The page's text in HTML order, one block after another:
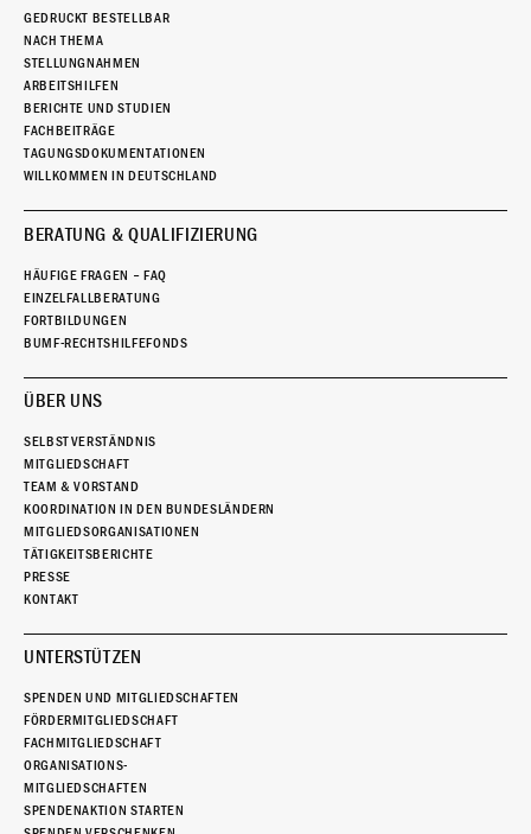
GEDRUCKT BESTELLBAR
NACH THEMA
STELLUNGNAHMEN
ARBEITSHILFEN
BERICHTE UND STUDIEN
FACHBEITRÄGE
TAGUNGSDOKUMENTATIONEN
WILLKOMMEN IN DEUTSCHLAND
BERATUNG & QUALIFIZIERUNG
HÄUFIGE FRAGEN – FAQ
EINZELFALLBERATUNG
FORTBILDUNGEN
BUMF-RECHTSHILFEFONDS
ÜBER UNS
SELBSTVERSTÄNDNIS
MITGLIEDSCHAFT
TEAM & VORSTAND
KOORDINATION IN DEN BUNDESLÄNDERN
MITGLIEDSORGANISATIONEN
TÄTIGKEITSBERICHTE
PRESSE
KONTAKT
UNTERSTÜTZEN
SPENDEN UND MITGLIEDSCHAFTEN
FÖRDERMITGLIEDSCHAFT
FACHMITGLIEDSCHAFT
ORGANISATIONS-
MITGLIEDSCHAFTEN
SPENDENAKTION STARTEN